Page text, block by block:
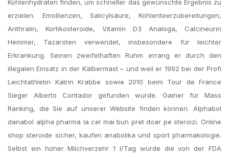
Kohlenhydraten finden, um schneller das gewünschte Ergebnis zu
erzielen. Emollienzen, Salicylsäure, Kohlenteerzubereitungen,
Anthralin, Kortikosteroide, Vitamin D3 Analoga, Calcineurin
Hemmer, Tazaroten verwendet, insbesondere für leichter
Erkrankung. Seinen zweifelhaften Ruhm errang er durch den
illegalen Einsatz in der Kälbermast – und weil er 1992 bei der Profi
Leichtathletin Katrin Krabbe sowie 2010 beim Tour de France
Sieger Alberto Contador gefunden wurde. Gainer für Mass
Ranking, die Sie auf unserer Website finden können. Alphabol
danabol alpha pharma la cel mai bun pret doar pe steroizi. Online
shop steroide sicher, kaufen anabolika und sport pharmakologie.
Selbst ein hoher Milchverzehr 1 l/Tag würde die von der FDA